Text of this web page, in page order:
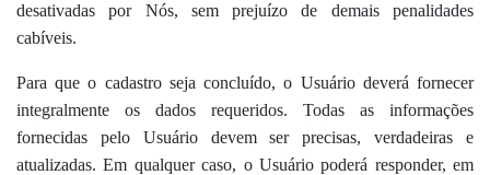
desativadas por Nós, sem prejuízo de demais penalidades
cabíveis.
Para que o cadastro seja concluído, o Usuário deverá fornecer
integralmente os dados requeridos. Todas as informações
fornecidas pelo Usuário devem ser precisas, verdadeiras e
atualizadas. Em qualquer caso, o Usuário poderá responder, em